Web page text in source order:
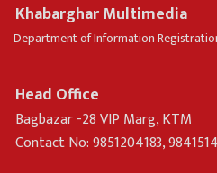
Khabarghar Multimedia
Department of Information
Head Office
Bagbazar -28 VIP Marg, KTM
Contact No: 9851204183,